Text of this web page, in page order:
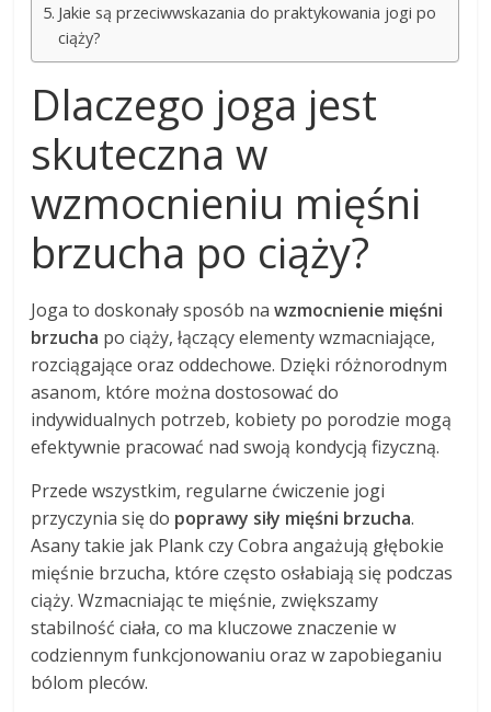
Jakie są przeciwwskazania do praktykowania jogi po
ciąży?
Dlaczego joga jest
skuteczna w
wzmocnieniu mięśni
brzucha po ciąży?
Joga to doskonały sposób nawzmocnienie mięśni
brzucha po ciąży, łączący elementy wzmacniające,
rozciągające oraz oddechowe. Dzięki różnorodnym
asanom, które można dostosować do
indywidualnych potrzeb, kobiety po porodzie mogą
efektywnie pracować nad swoją kondycją fizyczną.
Przede wszystkim, regularne ćwiczenie jogi
przyczynia się do poprawy siły mięśni brzucha.
Asany takie jak Plank czy Cobra angażują głębokie
mięśnie brzucha, które często osłabiają się podczas
ciąży. Wzmacniając te mięśnie, zwiększamy
stabilność ciała, co ma kluczowe znaczenie w
codziennym funkcjonowaniu oraz w zapobieganiu
bólom pleców.